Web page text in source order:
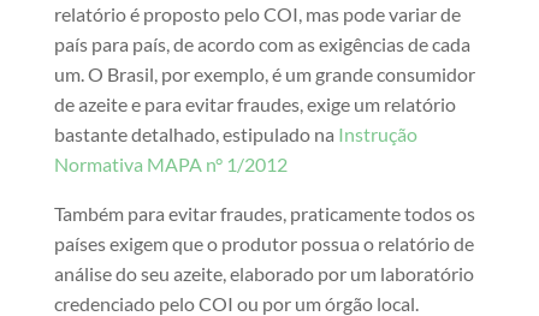
relatório é proposto pelo COI, mas pode variar de
país para país, de acordo com as exigências de cada
um. O Brasil, por exemplo, é um grande consumidor
de azeite e para evitar fraudes, exige um relatório
bastante detalhado, estipulado na Instrução
Normativa MAPA n° 1/2012
Também para evitar fraudes, praticamente todos os
países exigem que o produtor possua o relatório de
análise do seu azeite, elaborado por um laboratório
credenciado pelo COI ou por um órgão local.